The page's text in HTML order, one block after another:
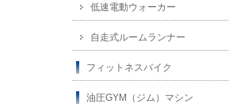
低速電動ウォーカー
自走式ルームランナー
フィットネスバイク
油圧GYM（ジム）マシン